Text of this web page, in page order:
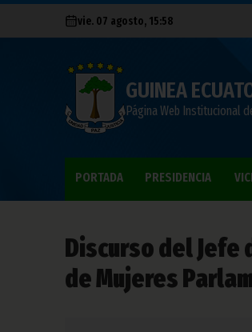
vie. 07 agosto, 15:58
GUINEA
Página Web Institucional
PORTADA PRESIDENCIA
Discurso del Jefe
de Mujeres